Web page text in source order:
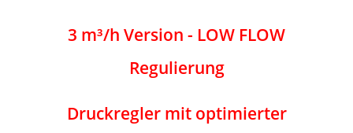
3 m³/h Version - LOW FLOW
Regulierung
Druckregler mit optimierter